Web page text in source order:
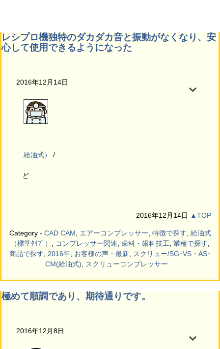
レシプロ機独特のダカダカ音と振動がなくなり、安
心して使用できるようになった
2016年12月14日
ー（給油式）
25Lなど
2016年12月14日 ▲TOP
Category - CAD CAM エアーコンプレッサー 特徴で探す 給油式
（標準ﾀｲﾌﾟ）
コンプレッサー関連 歯科・歯科技工 業種で探す
商品で探す
2016年 お客様の声・最新
スクリュー/SG･VS・AS･
CM(給油式)
スクリューコンプレッサー
極めて順調であり、期待通りです。
2016年12月8日